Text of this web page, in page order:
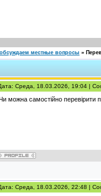
местные вопросы »
Среда, 18.03.2026, 19:04 |
можна самостійно перевірити
Среда, 18.03.2026, 22:48 |